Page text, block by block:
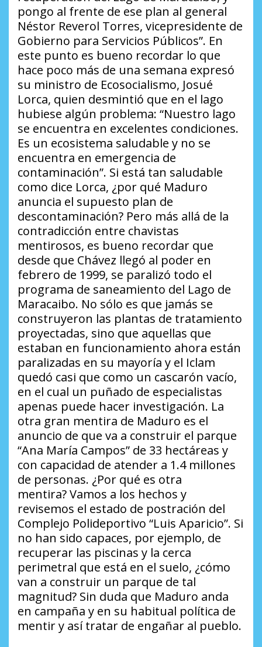
pongo al frente de ese plan al general
Néstor Reverol Torres, vicepresidente de
Gobierno para Servicios Públicos”. En
este punto es bueno recordar lo que
hace poco más de una semana expresó
su ministro de Ecosocialismo, Josué
Lorca, quien desmintió que en el lago
hubiese algún problema: “Nuestro lago
se encuentra en excelentes condiciones.
Es un ecosistema saludable y no se
encuentra en emergencia de
contaminación”. Si está tan saludable
como dice Lorca, ¿por qué Maduro
anuncia el supuesto plan de
descontaminación? Pero más allá de la
contradicción entre chavistas
mentirosos, es bueno recordar que
desde que Chávez llegó al poder en
febrero de 1999, se paralizó todo el
programa de saneamiento del Lago de
Maracaibo. No sólo es que jamás se
construyeron las plantas de tratamiento
proyectadas, sino que aquellas que
estaban en funcionamiento ahora están
paralizadas en su mayoría y el Iclam
quedó casi que como un cascarón vacío,
en el cual un puñado de especialistas
apenas puede hacer investigación. La
otra gran mentira de Maduro es el
anuncio de que va a construir el parque
“Ana María Campos” de 33 hectáreas y
con capacidad de atender a 1.4 millones
de personas. ¿Por qué es otra
mentira?Vamos a los hechos y
revisemos el estado de postración del
Complejo Polideportivo “Luis Aparicio”. Si
no han sido capaces, por ejemplo, de
recuperar las piscinas y la cerca
perimetral que está en el suelo, ¿cómo
van a construir un parque de tal
magnitud? Sin duda que Maduro anda
en campaña y en su habitual política de
mentir y así tratar de engañar al pueblo.